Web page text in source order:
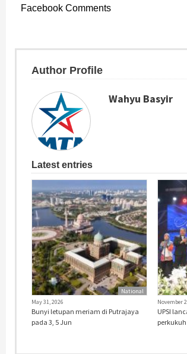
Facebook Comments
Author Profile
Wahyu Basyir
Latest entries
National
May 31, 2026
Bunyi letupan meriam di Putrajaya
pada 3, 5 Jun
November
UPSI